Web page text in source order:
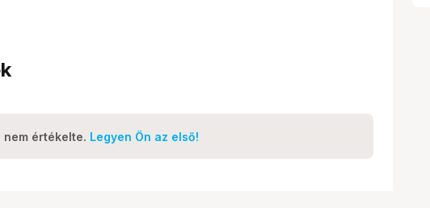
nem értékelte. Legyen Ön az első!